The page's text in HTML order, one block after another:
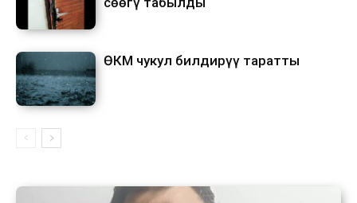
ӨКМ чукул билдирүү таратты